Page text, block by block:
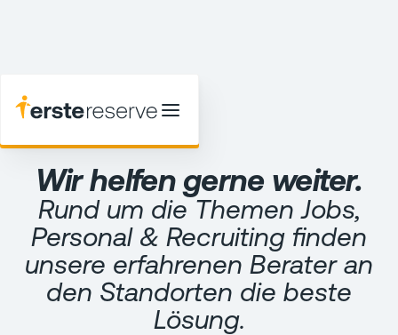
Wir helfen gerne weiter.
Rund um die Themen Jobs,
Personal & Recruiting finden
unsere erfahrenen Berater an
den Standorten die beste
Lösung.